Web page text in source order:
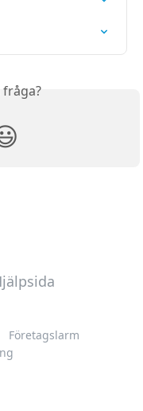
fråga?
Företagslarm